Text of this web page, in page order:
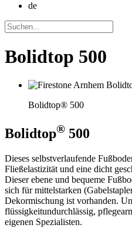
de
Bolidtop 500
Bolidtop® 500
Bolidtop® 500
Dieses selbstverlaufende
Fließelastizität und eine dicht
Dieser ebene und bequeme
sich für mittelstarken
Dekormischung ist vorhanden.
flüssigkeitundurchlässig,
eigenen Spezialisten.